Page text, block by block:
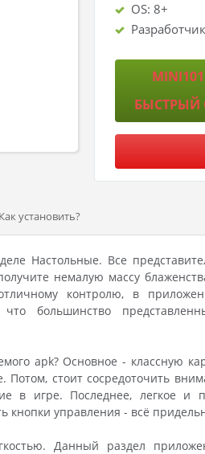
OS: 8+
БЫСТРЫЙ
Как установить?
Настольные. Все
немалую массу
контролю, в
большинство
apk? Основное - классную
стоит сосредоточить
в игре. Последнее, легкое и
кнопки управления - всё
Данный раздел